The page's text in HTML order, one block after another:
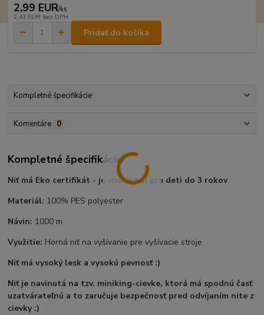
2,99 EUR/ks
2,43 EUR bez DPH
Pridať do košíka
Kompletné špecifikácie
Komentáre 0
Kompletné špecifikácie
Niť má Eko certifikát - je vhodná aj pre deti do 3 rokov
Materiál: 100% PES polyester
Návin: 1000 m
Využitie: Horná niť na vyšívanie pre vyšívacie stroje
Niť má vysoký lesk a vysokú pevnosť :)
Niť je navinutá na tzv. miniking-cievke, ktorá má spodnú časť
uzatvárateľnú a to zaručuje bezpečnosť pred odvíjaním nite z
cievky :)